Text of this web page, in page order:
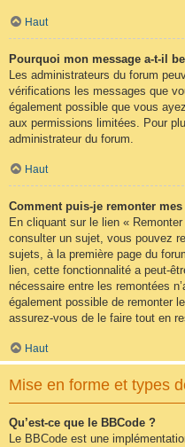
Haut
Pourquoi mon message a-t-il
Les administrateurs du forum
vérifications les messages que
également possible que vous
aux permissions limitées. Pour
administrateur du forum.
Haut
Comment puis-je remonter
En cliquant sur le lien «
consulter un sujet, vous pouvez
sujets, à la première page du
lien, cette fonctionnalité a peut-
nécessaire entre les remontées
également possible de remonter
assurez-vous de le faire tout en
Haut
Mise en forme et types
Qu’est-ce que le BBCode ?
Le BBCode est une